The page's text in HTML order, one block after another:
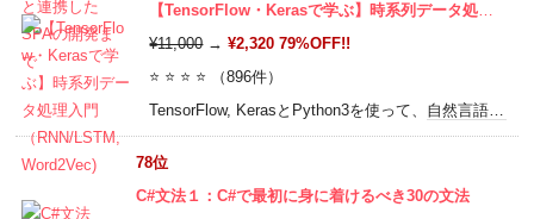
【TensorFlow・Kerasで学ぶ】時系列データ処理入門（RNN/LSTM, Word2Vec)
¥11,000→¥2,320 79%OFF!!
⭐ ⭐ ⭐ ⭐ （896件）
TensorFlow, KerasとPython3を使って、 自然言語処理
78位
C#文法１：C#で最初に身に着けるべき30の文法